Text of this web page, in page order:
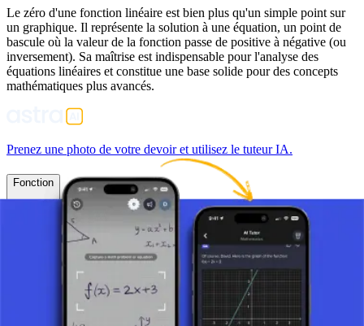
Le zéro d'une fonction linéaire est bien plus qu'un simple point sur
un graphique. Il représente la solution à une équation, un point de
bascule où la valeur de la fonction passe de positive à négative (ou
inversement). Sa maîtrise est indispensable pour l'analyse des
équations linéaires et constitue une base solide pour des concepts
mathématiques plus avancés.
Prenez une photo de votre devoir et utilisez le tuteur IA.
Fonction
Fonction Linéaire
Qu'est-ce qu'une fonction linéaire ?